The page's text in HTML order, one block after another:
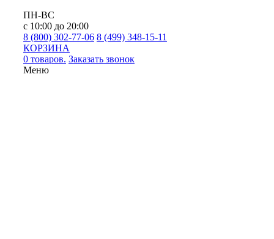
ПН-ВС
с 10:00 до 20:00
8 (800) 302-77-06 8 (499) 348-15-11
КОРЗИНА
0 товаров. Заказать звонок
Меню